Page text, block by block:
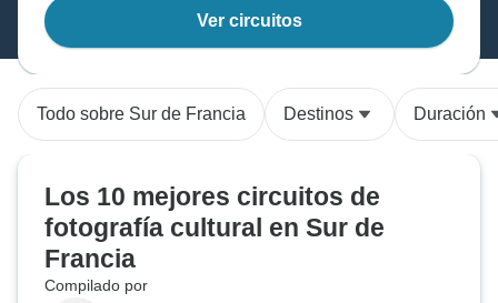
Ver circuitos
Todo sobre Sur de Francia Destinos Duración
Los 10 mejores circuitos de
fotografía cultural en Sur de
Francia
Compilado por